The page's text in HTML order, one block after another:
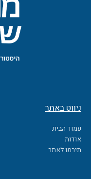
ניווט באתר
עמוד הבית
אודות
תירמו לאתר